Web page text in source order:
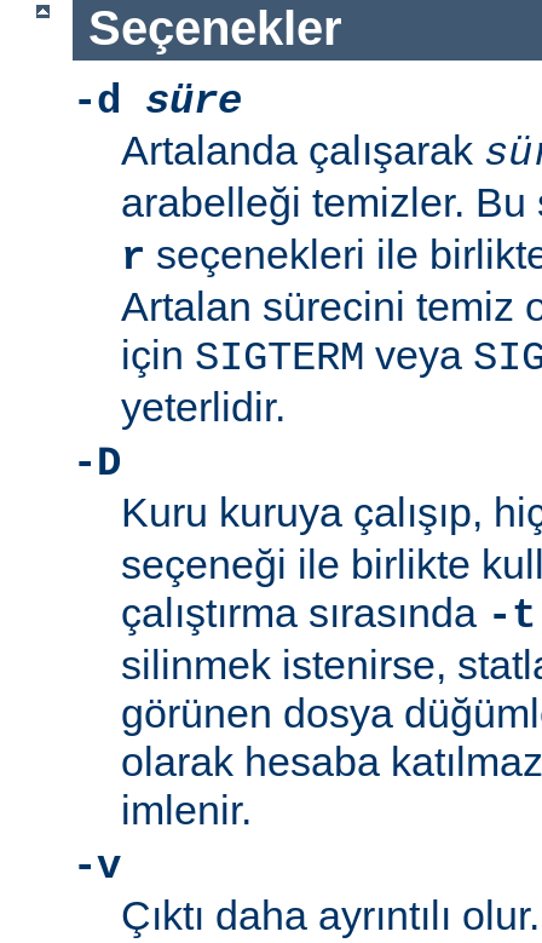
Seçenekler
-d süre
Artalanda çalışarak
arabelleği temizler.
r seçenekleri ile
Artalan sürecini temiz
için SIGTERM veya
yeterlidir.
-D
Kuru kuruya çalışıp,
seçeneği ile birlikte
çalıştırma sırasında -t
silinmek istenirse,
görünen dosya
olarak hesaba
imlenir.
-v
Çıktı daha ayrıntılı